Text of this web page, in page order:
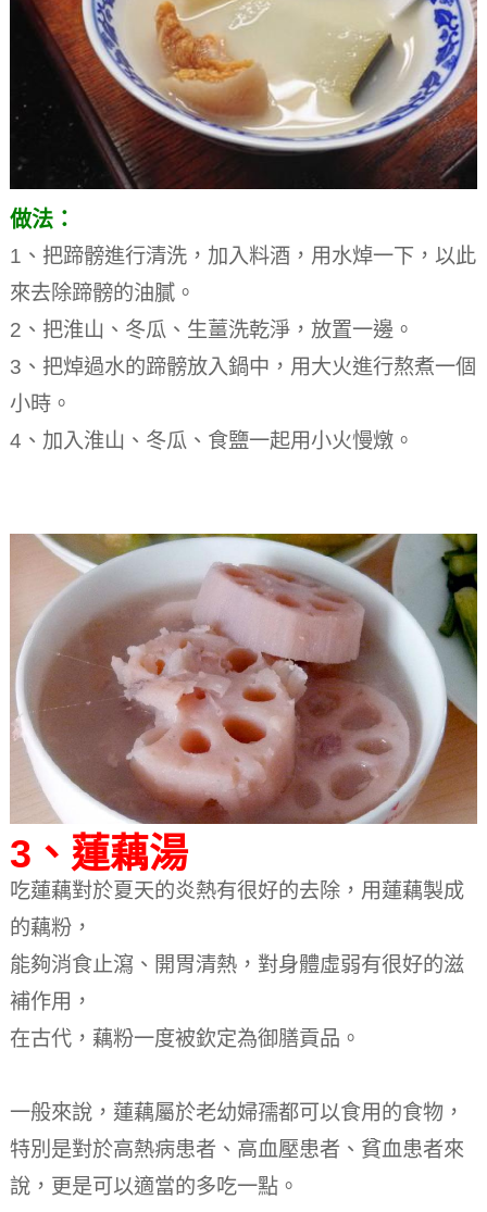
做法：
1、把蹄髈進行清洗，加入料酒，用水焯一下，以此
來去除蹄髈的油膩。
2、把淮山、冬瓜、生薑洗乾淨，放置一邊。
3、把焯過水的蹄髈放入鍋中，用大火進行熬煮一個
小時。
4、加入淮山、冬瓜、食鹽一起用小火慢燉。
3、蓮藕湯
吃蓮藕對於夏天的炎熱有很好的去除，用蓮藕製成
的藕粉，
能夠消食止瀉、開胃清熱，對身體虛弱有很好的滋
補作用，
在古代，藕粉一度被欽定為御膳貢品。
一般來說，蓮藕屬於老幼婦孺都可以食用的食物，
特別是對於高熱病患者、高血壓患者、貧血患者來
說，更是可以適當的多吃一點。